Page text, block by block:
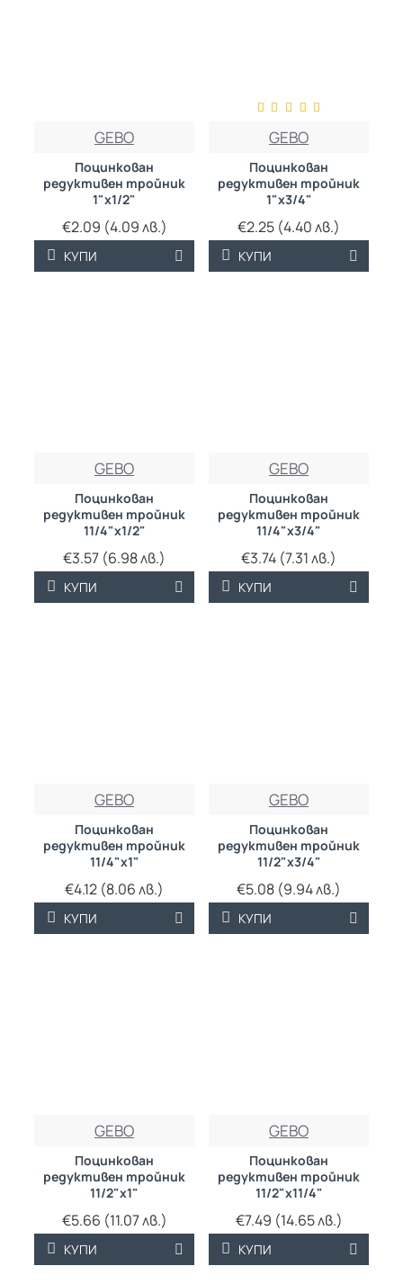
GEBO
Поцинкован
редуктивен тройник
1"х1/2"
€2.09 (4.09 лв.)
КУПИ
GEBO
Поцинкован
редуктивен тройник
1"х3/4"
€2.25 (4.40 лв.)
КУПИ
GEBO
Поцинкован
редуктивен тройник
11/4"х1/2"
€3.57 (6.98 лв.)
КУПИ
GEBO
Поцинкован
редуктивен тройник
11/4"х3/4"
€3.74 (7.31 лв.)
КУПИ
GEBO
Поцинкован
редуктивен тройник
11/4"х1"
€4.12 (8.06 лв.)
КУПИ
GEBO
Поцинкован
редуктивен тройник
11/2"х3/4"
€5.08 (9.94 лв.)
КУПИ
GEBO
Поцинкован
редуктивен тройник
11/2"х1"
€5.66 (11.07 лв.)
КУПИ
GEBO
Поцинкован
редуктивен тройник
11/2"х11/4"
€7.49 (14.65 лв.)
КУПИ